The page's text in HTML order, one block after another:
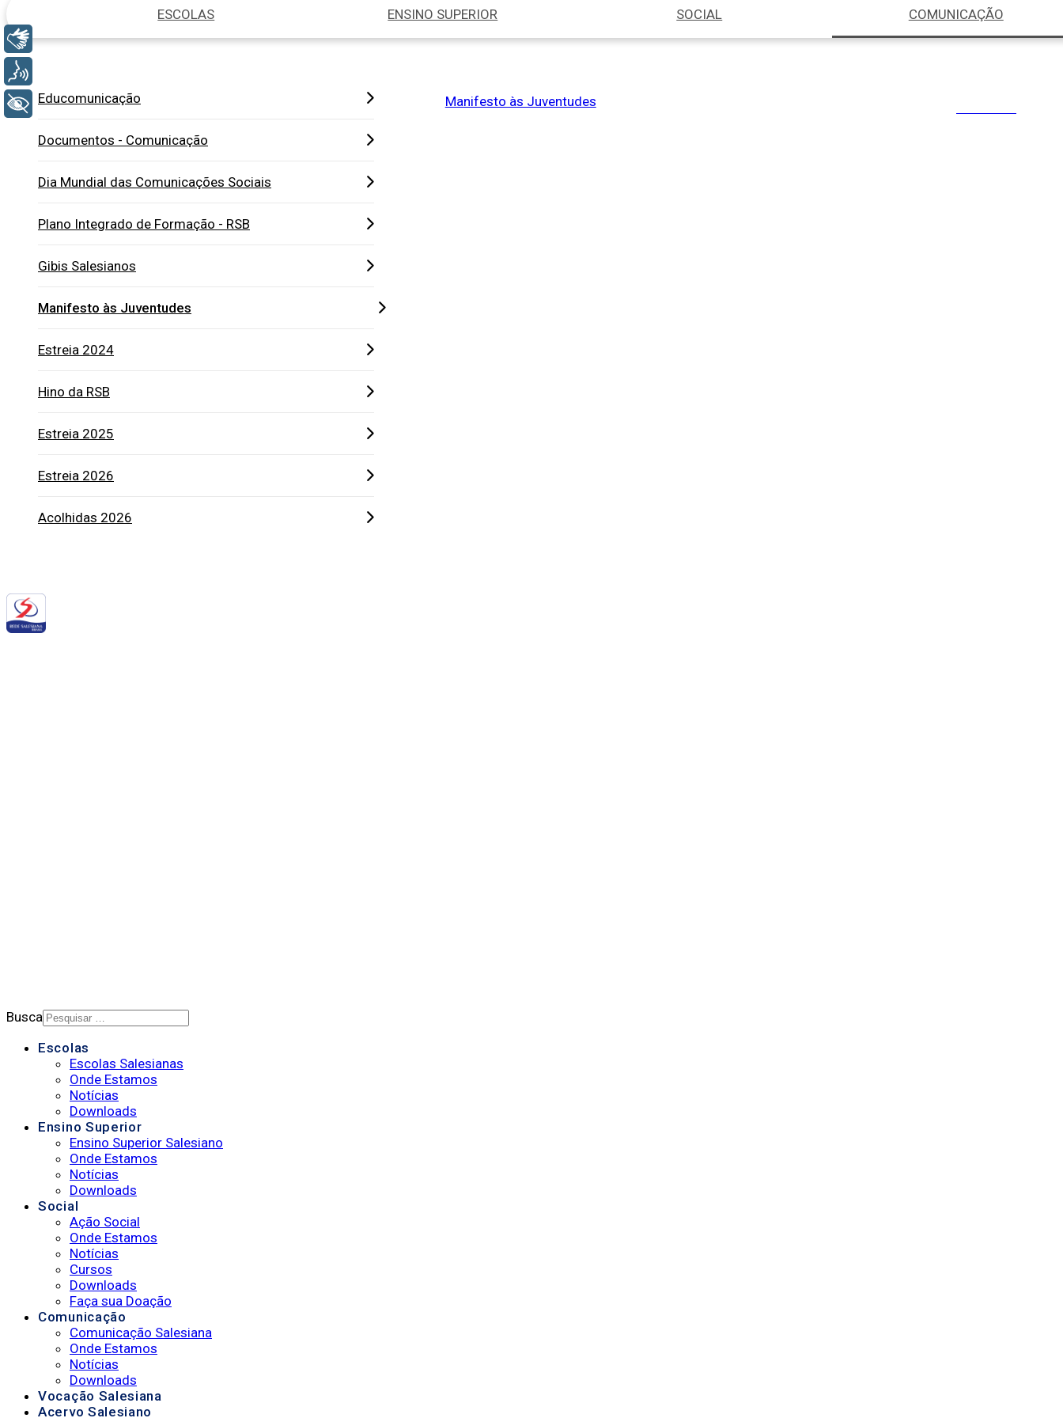
ESCOLAS ENSINO SUPERIOR SOCIAL COMUNICAÇÃO
Educomunicação
Documentos - Comunicação
Dia Mundial das Comunicações Sociais
Plano Integrado de Formação - RSB
Gibis Salesianos
Manifesto às Juventudes
Estreia 2024
Hino da RSB
Estreia 2025
Estreia 2026
Acolhidas 2026
Manifesto às Juventudes
Busca
Escolas
Escolas Salesianas
Onde Estamos
Notícias
Downloads
Ensino Superior
Ensino Superior Salesiano
Onde Estamos
Notícias
Downloads
Social
Ação Social
Onde Estamos
Notícias
Cursos
Downloads
Faça sua Doação
Comunicação
Comunicação Salesiana
Onde Estamos
Notícias
Downloads
Vocação Salesiana
Acervo Salesiano
Libras
+ Acessibilidade